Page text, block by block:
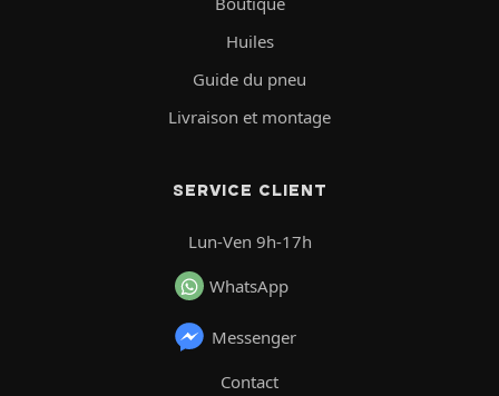
Huiles
Guide du pneu
Livraison et montage
SERVICE CLIENT
Lun-Ven 9h-17h
WhatsApp
Messenger
Contact